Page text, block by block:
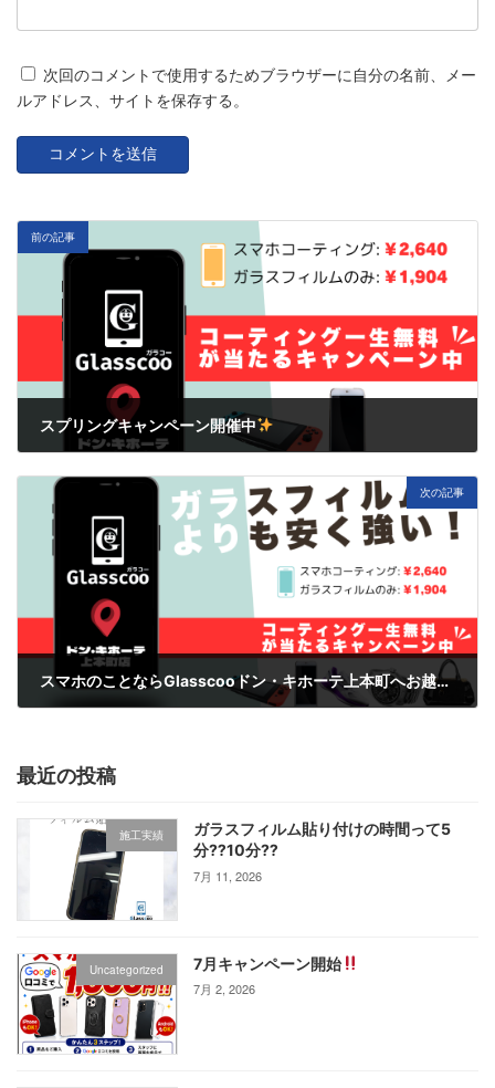
次回のコメントで使用するためブラウザーに自分の名前、メー
ルアドレス、サイトを保存する。
前の記事
スプリングキャンペーン開催中
次の記事
スマホのことならGlasscooドン・キホーテ上本町へお越しくださいませ
最近の投稿
施工実績
ガラスフィルム貼り付けの時間って5
分⁇10分⁇
7月 11, 2026
Uncategorized 7月キャンペーン開始
7月 2, 2026